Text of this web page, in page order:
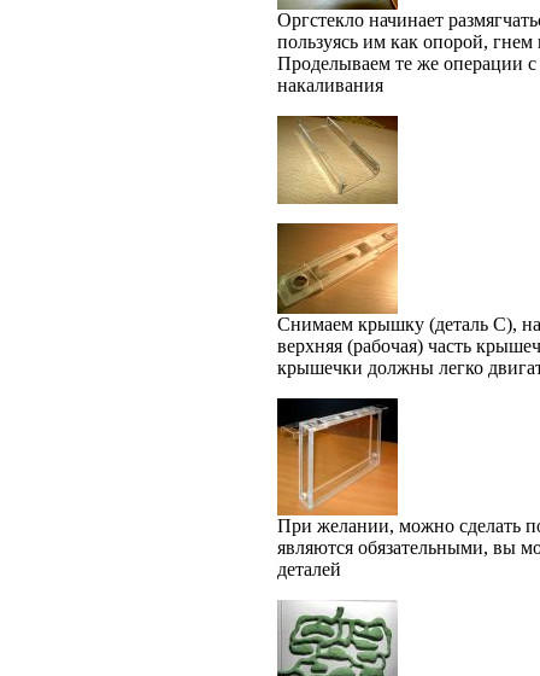
Оргстекло начинает
пользуясь им как опорой,
Проделываем те же операции
накаливания
Снимаем крышку (деталь C),
верхняя (рабочая) часть
крышечки должны легко
При желании, можно сделать
являются обязательными, вы
деталей